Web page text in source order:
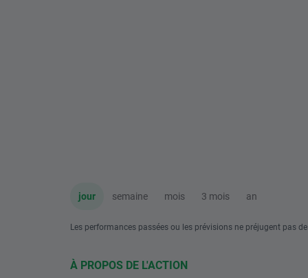
jour semaine mois 3 mois an
Les performances passées ou les prévisions ne préjugent pas
À PROPOS DE L'ACTION